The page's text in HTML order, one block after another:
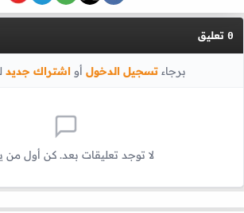
0 تعليق
برجاءتسجيل الدخول أواشتراك جديد
لا توجد تعليقات بعد. كن أول من